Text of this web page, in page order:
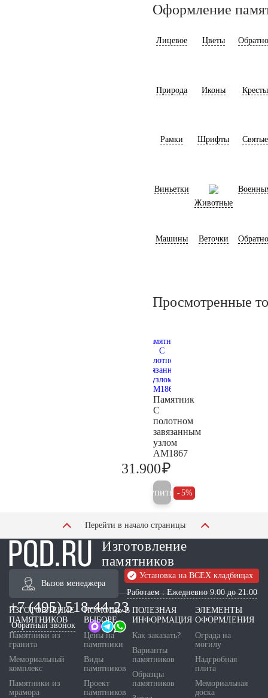
Оформление
Лицевое Цветы
Природа Иконы Кресты
Рамки Шрифты Святые
Виньетки
Животные
Машины Веточки
Просмотренные
Памятник
С
полотном
завязанным
узлом
AM1867
31.900₽
Купить 5%
Перейти в начало страницы
Изготовление
памятников
Вызов менеджера
Установка на ВСЕХ кладбищах
Работаем : Ежедневно 9:00 до 21:00
+7 (495) 518-44-23
Обратный звонок
ИЗГОТОВЛЕНИЕ
ПАМЯТНИКОВ
Памятники из
гранита
Мемориальный
комплекс
Памятники из
мрамора
ПОМОЩЬ В
ВЫБОРЕ
Цены на
памятники
Виды
памятников
Проект
памятников
ПОЛЕЗНАЯ
ИНФОРМАЦИЯ
Как заказать?
Варианты
памятников
Образцы
памятников
ЭЛЕМЕНТЫ
ОФОРМЛЕНИЯ
Ограда на
могилу
Надгробная
плита
Мемориальная
доска